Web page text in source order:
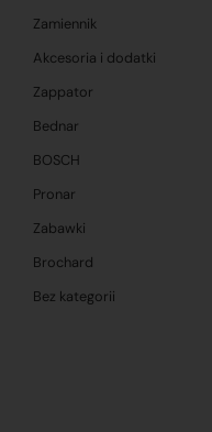
Zamiennik
Akcesoria i dodatki
Zappator
Bednar
BOSCH
Pronar
Zabawki
Brochard
Bez kategorii